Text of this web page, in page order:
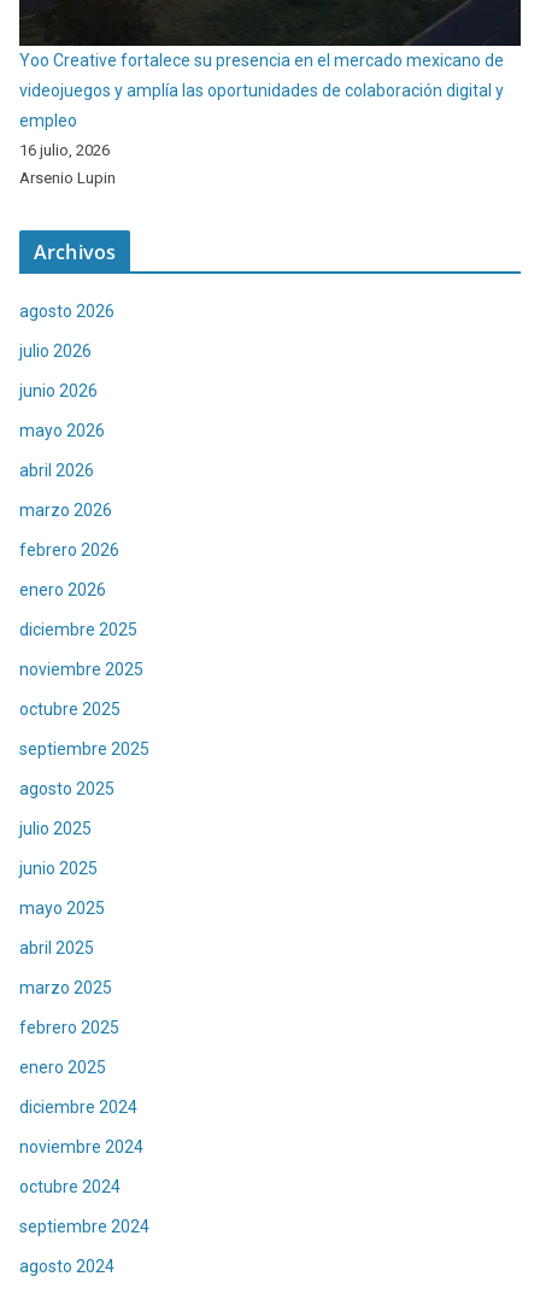
Yoo Creative fortalece su presencia en el mercado mexicano de
videojuegos y amplía las oportunidades de colaboración digital y
empleo
16 julio, 2026
Arsenio Lupin
Archivos
agosto 2026
julio 2026
junio 2026
mayo 2026
abril 2026
marzo 2026
febrero 2026
enero 2026
diciembre 2025
noviembre 2025
octubre 2025
septiembre 2025
agosto 2025
julio 2025
junio 2025
mayo 2025
abril 2025
marzo 2025
febrero 2025
enero 2025
diciembre 2024
noviembre 2024
octubre 2024
septiembre 2024
agosto 2024